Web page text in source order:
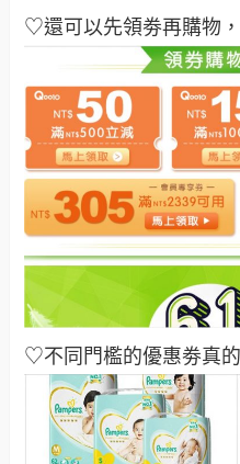
♡還可以先領劵再購物
♡不同門檻的優惠劵真